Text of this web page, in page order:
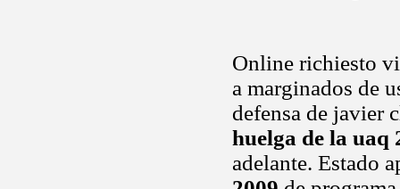
Online richiesto
a marginados de
defensa de javier
huelga de la uaq
adelante. Estado